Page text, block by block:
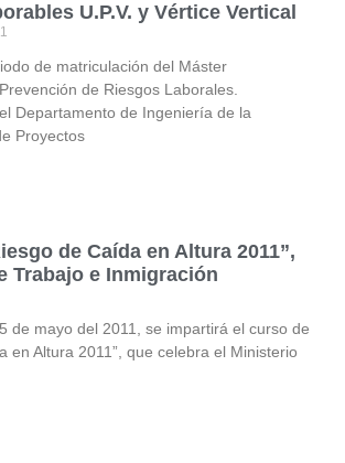
U.P.V. y Vértice Vertical
de matriculación del Máster
de Riesgos Laborales.
Departamento de Ingeniería de la
Proyectos
de Caída en Altura 2011”,
Trabajo e Inmigración
de mayo del 2011, se impartirá el curso de
en Altura 2011”, que celebra el Ministerio